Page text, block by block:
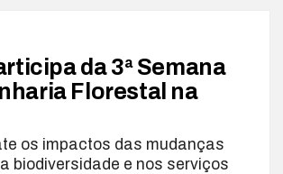
da 3ª Semana
Florestal na
os impactos das mudanças
biodiversidade e nos serviços